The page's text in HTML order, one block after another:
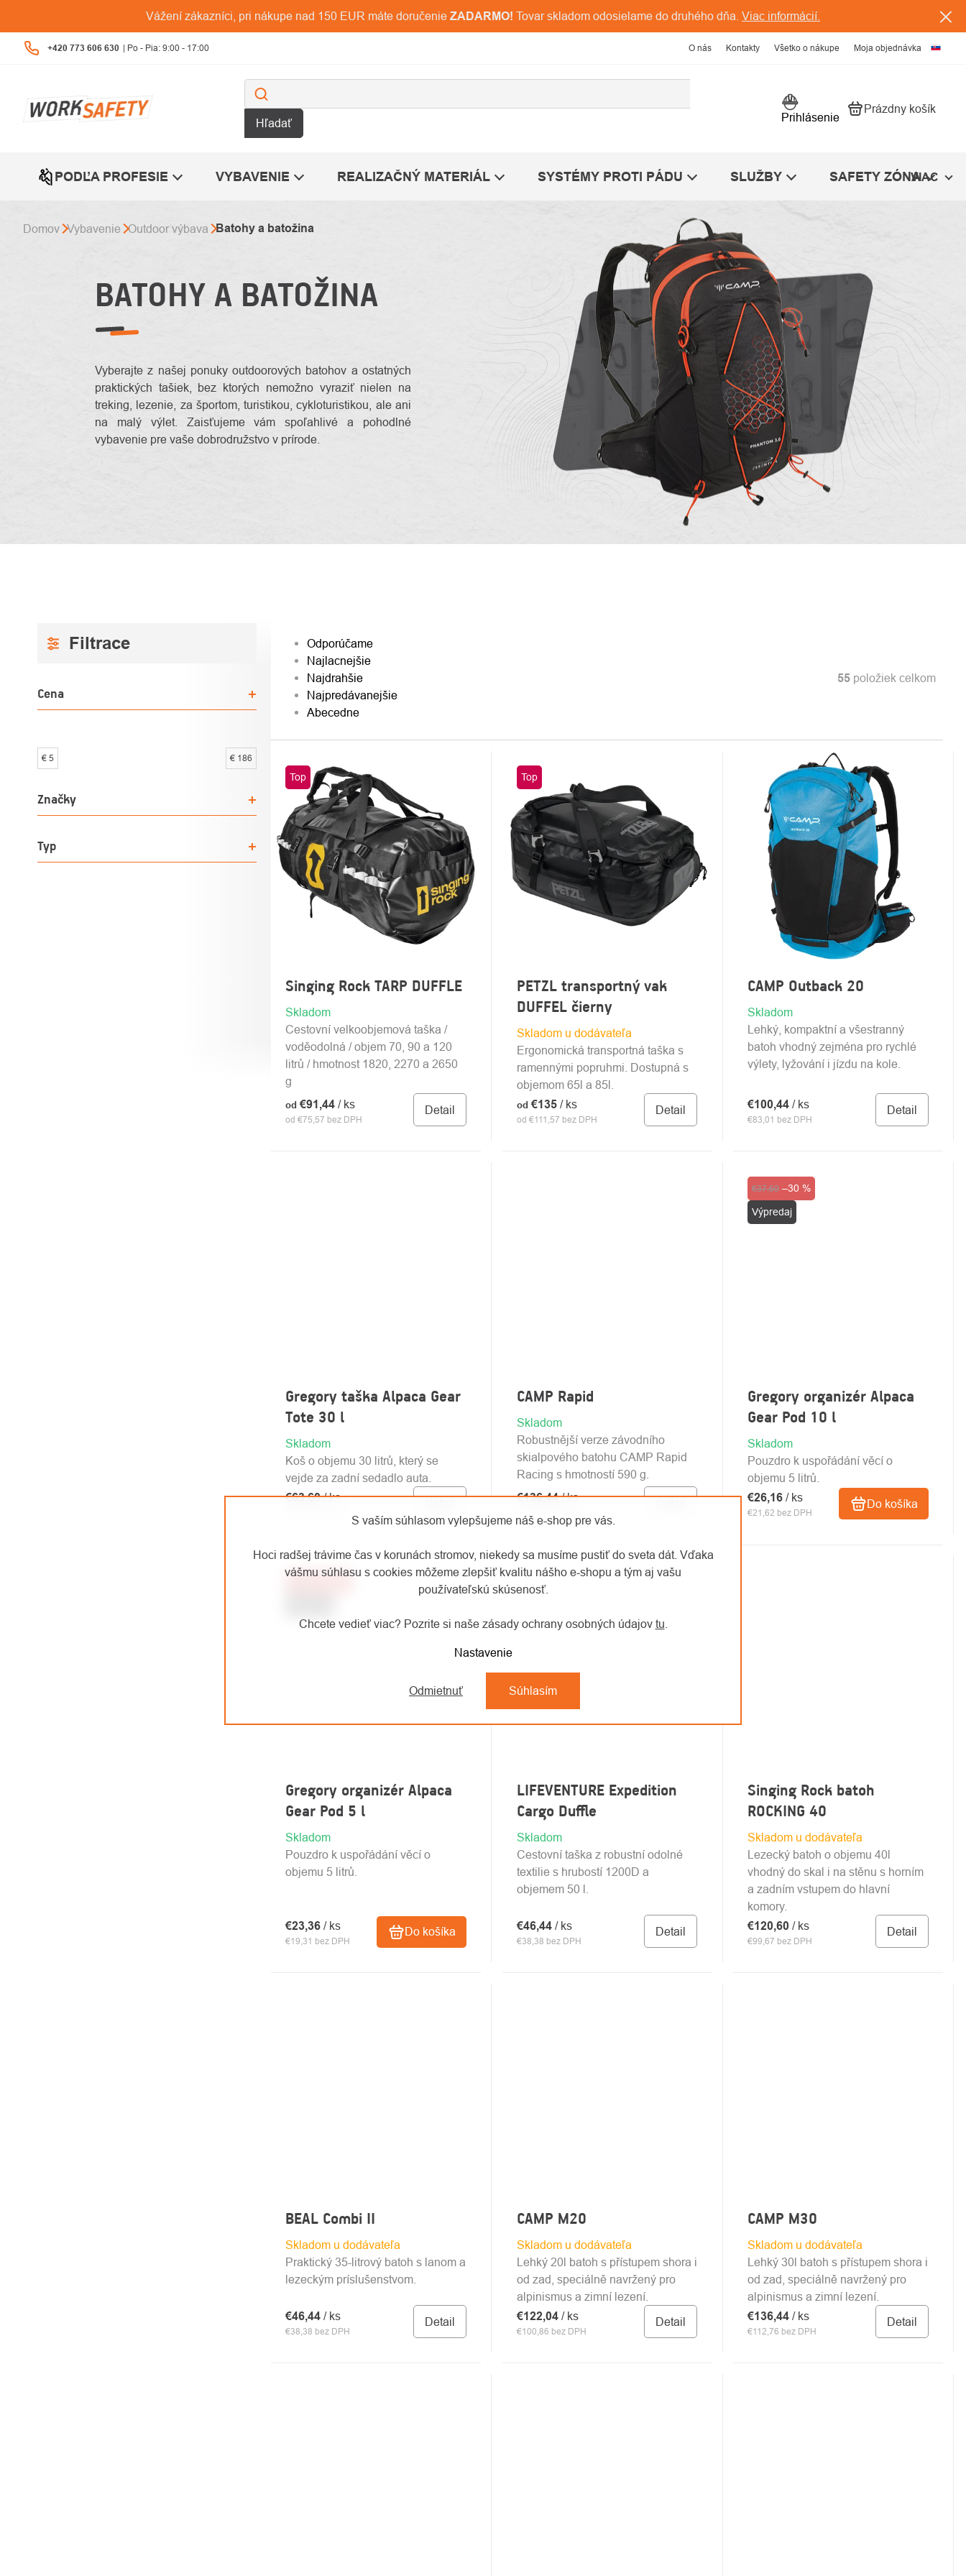
S vaším súhlasom vylepšujeme náš e-shop pre vás.
Hoci radšej trávime čas v korunách stromov, niekedy sa musíme pustiť do sveta dát. Vďaka
vášmu súhlasu s cookies môžeme zlepšiť kvalitu nášho e-shopu a tým aj vašu
používateľskú skúsenosť.
Chcete vedieť viac? Pozrite si naše zásady ochrany osobných údajov tu
Nastavenie
Odmietnuť Súhlasím
obsah
Vážení zákazníci, pri nákupe nad 150 EUR máte doručenie ZADARMO! Tovar skladom odosielame do druhého dňa. Viac informácií.
+420 773 606 630 O nás Kontakty Všetko o nákupe Moja objednávka
Hľadať Prihlásenie Nákupný košík
Prázdny košík
PODĽA PROFESIE VYBAVENIE REALIZAČNÝ MATERIÁL SYSTÉMY PROTI PÁDU SLUŽBY SAFETY ZÓNAVIAC
Domov Vybavenie Outdoor výbava Batohy a batožina
BATOHY A BATOŽINA
Vyberajte z našej ponuky outdoorových batohov a ostatných
praktických tašiek, bez ktorých nemožno vyraziť nielen na
treking, lezenie, za športom, turistikou, cykloturistikou, ale ani
na malý výlet. Zaisťujeme vám spoľahlivé a pohodlné
vybavenie pre vaše dobrodružstvo v prírode.
BOČNÝ
Cena
€ 5 € 186
Značky
Typ
RADENIE
PRODUKTOV
Odporúčame
Najlacnejšie
Najdrahšie
Najpredávanejšie
Abecedne
55 položiek celkom
VÝPIS
PRODUKTOV
Top
Singing Rock TARP DUFFLE
Skladom
od €75,57 bez DPH
od €91,44 / ks Detail
Cestovní velkoobjemová taška /
voděodolná / objem 70, 90 a 120
litrů / hmotnost 1820, 2270 a 2650
g
Top
PETZL transportný vak
DUFFEL čierny
Skladom u dodávateľa
od €111,57 bez DPH
od €135 / ks Detail
Ergonomická transportná taška s
ramennými popruhmi. Dostupná s
objemom 65l a 85l.
CAMP Outback 20
Skladom
€83,01 bez DPH
€100,44/ ks Detail
Lehký, kompaktní a všestranný
batoh vhodný zejména pro rychlé
výlety, lyžování i jízdu na kole.
Gregory taška Alpaca Gear
Tote 30 l
Skladom
€63,60/ ks
Koš o objemu 30 litrů, který se
vejde za zadní sedadlo auta.
CAMP Rapid
Skladom
€136,44/ ks
Robustnější verze závodního
skialpového batohu CAMP Rapid
Racing s hmotností 590 g.
Akcia
Výpredaj
€37,60 –30 %
Gregory organizér Alpaca
Gear Pod 10 l
Skladom
€21,62 bez DPH
€26,16/ ks Do košíka
Pouzdro k uspořádání věcí o
objemu 5 litrů.
Gregory organizér Alpaca
Gear Pod 5 l
Skladom
€19,31 bez DPH
€23,36 / ks Do košíka
Pouzdro k uspořádání věcí o
objemu 5 litrů.
LIFEVENTURE Expedition
Cargo Duffle
Skladom
€38,38 bez DPH
€46,44 / ks Detail
Cestovní taška z robustní odolné
textilie s hrubostí 1200D a
objemem 50 l.
Singing Rock batoh
ROCKING 40
Skladom u dodávateľa
€99,67 bez DPH
€120,60/ ks Detail
Lezecký batoh o objemu 40l
vhodný do skal i na stěnu s horním
a zadním vstupem do hlavní
komory.
BEAL Combi II
Skladom u dodávateľa
€38,38 bez DPH
€46,44 / ks Detail
Praktický 35-litrový batoh s lanom a
lezeckým príslušenstvom.
CAMP M20
Skladom u dodávateľa
€100,86 bez DPH
€122,04 / ks Detail
Lehký 20l batoh s přístupem shora i
od zad, speciálně navržený pro
alpinismus a zimní lezení.
CAMP M30
Skladom u dodávateľa
€112,76 bez DPH
€136,44/ ks Detail
Lehký 30l batoh s přístupem shora i
od zad, speciálně navržený pro
alpinismus a zimní lezení.